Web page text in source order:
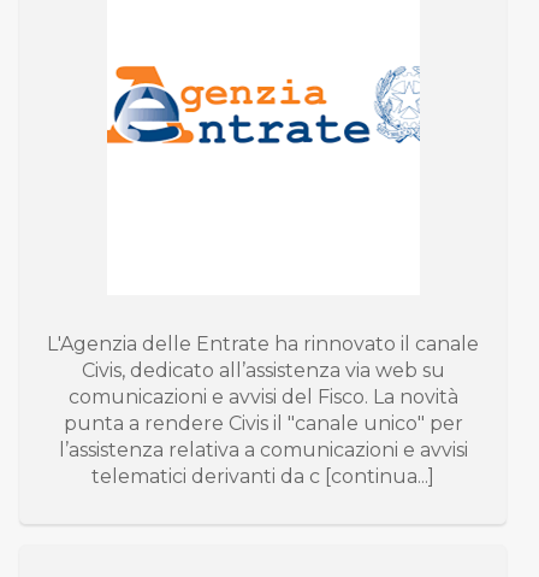
L'Agenzia delle Entrate ha rinnovato il canale
Civis, dedicato all’assistenza via web su
comunicazioni e avvisi del Fisco. La novità
punta a rendere Civis il "canale unico" per
l’assistenza relativa a comunicazioni e avvisi
telematici derivanti da c [continua...]